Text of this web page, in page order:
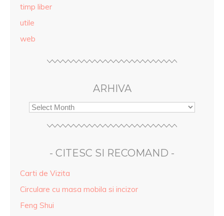
timp liber
utile
web
ARHIVA
- CITESC SI RECOMAND -
Carti de Vizita
Circulare cu masa mobila si incizor
Feng Shui